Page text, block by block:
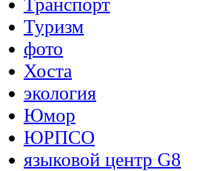
Транспорт
Туризм
фото
Хоста
экология
Юмор
ЮРПСО
языковой центр G8